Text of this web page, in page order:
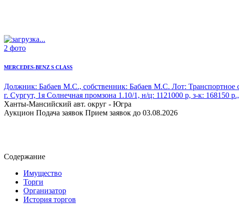
2 фото
MERCEDES-BENZ S CLASS
Должник: Бабаев М.С., собственник: Бабаев М.С. Лот: Транспортное
г. Сургут, 1я Солнечная промзона 1.10/1, н/ц: 1121000 р, з-к: 168150
Ханты-Мансийский авт. округ - Югра
Аукцион Подача заявок Прием заявок до 03.08.2026
Содержание
Имущество
Торги
Организатор
История торгов